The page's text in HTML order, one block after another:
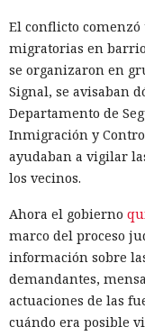
espaldas.
A veces la única
de la amenaza es
El conflicto
migratorias en
se organizaron en
Signal, se avisaban
Departamento de
Inmigración y
ayudaban a vigilar
los vecinos.
Ahora el gobierno
marco del proceso
información sobre
demandantes,
actuaciones de las
cuándo era posible